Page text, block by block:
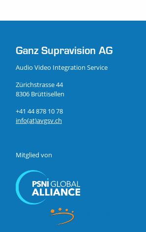
Ganz Supravision AG
Audio Video Integration Service
Zürichstrasse 44
8306 Brüttisellen
+41 44 878 10 78
info(at)avgsv.ch
Mitglied von